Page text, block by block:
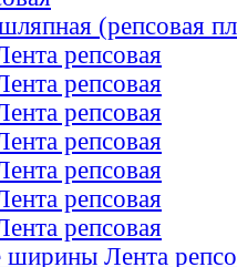
(репсовая
репсовая
репсовая
репсовая
репсовая
репсовая
репсовая
репсовая
ширины Лента